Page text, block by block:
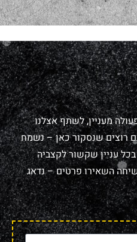
מעניין, לשתף אצלנו
רוצים שנסקור כאן – נשמח
עניין שקשור לקצביה
שיחה השאירו פרטים – נדאג